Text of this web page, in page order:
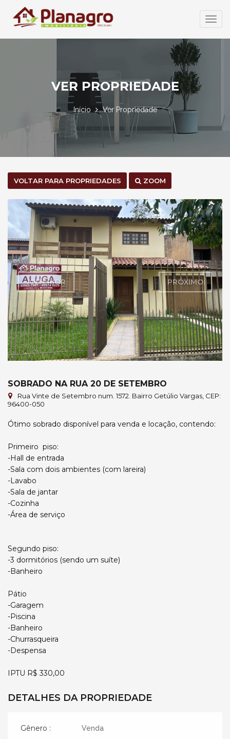
Abrir
VER PROPRIEDADE
Início Ver Propriedade
VOLTAR PARA PROPRIEDADES ZOOM
ANTERIOR PRÓXIMO
SOBRADO NA RUA 20 DE SETEMBRO
Rua Vinte de Setembro num. 1572. Bairro Getúlio Vargas, CEP:
96400-050
Ótimo sobrado disponível para venda e locação, contendo:
Primeiro piso:
-Hall de entrada
-Sala com dois ambientes (com lareira)
-Lavabo
-Sala de jantar
-Cozinha
-Área de serviço
Segundo piso:
-3 dormitórios (sendo um suíte)
-Banheiro
Pátio
-Garagem
-Piscina
-Banheiro
-Churrasqueira
-Despensa
IPTU R$ 330,00
DETALHES DA PROPRIEDADE
Gênero : Venda